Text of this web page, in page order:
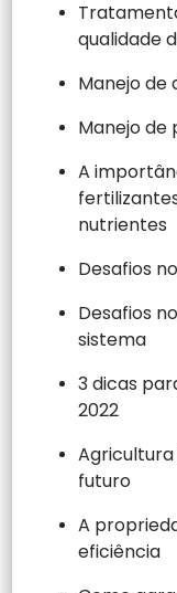
qualidade
Manejo de
Manejo de
A
nutrientes
Desafios
Desafios
sistema
3 dicas
2022
futuro
A
eficiência